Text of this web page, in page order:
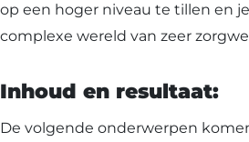
op een hoger niveau te tillen en
complexe wereld van zeer
Inhoud en resultaat:
De volgende onderwerpen